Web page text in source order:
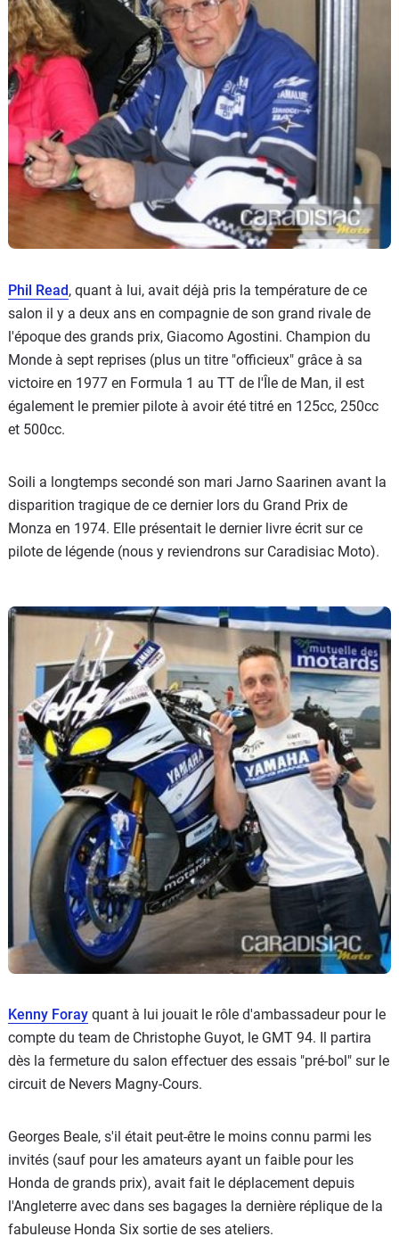
Phil Read, quant à lui, avait déjà pris la température de ce
salon il y a deux ans en compagnie de son grand rivale de
l'époque des grands prix, Giacomo Agostini. Champion du
Monde à sept reprises (plus un titre "officieux" grâce à sa
victoire en 1977 en Formula 1 au TT de l'Île de Man, il est
également le premier pilote à avoir été titré en 125cc, 250cc
et 500cc.
Soili a longtemps secondé son mari Jarno Saarinen avant la
disparition tragique de ce dernier lors du Grand Prix de
Monza en 1974. Elle présentait le dernier livre écrit sur ce
pilote de légende (nous y reviendrons sur Caradisiac Moto).
Kenny Foray quant à lui jouait le rôle d'ambassadeur pour le
compte du team de Christophe Guyot, le GMT 94. Il partira
dès la fermeture du salon effectuer des essais "pré-bol" sur le
circuit de Nevers Magny-Cours.
Georges Beale, s'il était peut-être le moins connu parmi les
invités (sauf pour les amateurs ayant un faible pour les
Honda de grands prix), avait fait le déplacement depuis
l'Angleterre avec dans ses bagages la dernière réplique de la
fabuleuse Honda Six sortie de ses ateliers.